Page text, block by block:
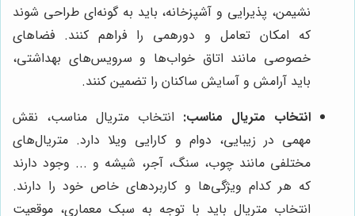
نشیمن، پذیرایی و آشپزخانه، باید به گونه‌ای طراحی شوند
که امکان تعامل و دورهمی را فراهم کنند. فضاهای
خصوصی مانند اتاق خواب‌ها و سرویس‌های بهداشتی،
باید آرامش و آسایش ساکنان را تضمین کنند.
انتخاب متریال مناسب: انتخاب متریال مناسب، نقش
مهمی در زیبایی، دوام و کارایی ویلا دارد. متریال‌های
مختلفی مانند چوب، سنگ، آجر، شیشه و ... وجود دارند
که هر کدام ویژگی‌ها و کاربردهای خاص خود را دارند.
انتخاب متریال باید با توجه به سبک معماری، موقعیت